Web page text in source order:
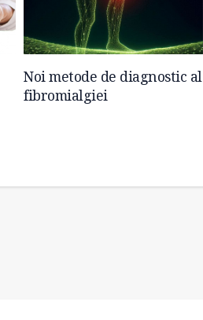
Noi metode de diagnostic al
fibromialgiei